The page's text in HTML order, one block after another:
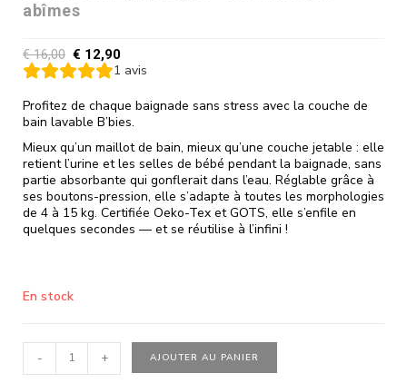
abîmes
€16,00 € 12,90
1 avis
Profitez de chaque baignade sans stress avec la couche de
bain lavable B’bies.
Mieux qu’un maillot de bain, mieux qu’une couche jetable : elle
retient l’urine et les selles de bébé pendant la baignade, sans
partie absorbante qui gonflerait dans l’eau. Réglable grâce à
ses boutons-pression, elle s’adapte à toutes les morphologies
de 4 à 15 kg. Certifiée Oeko-Tex et GOTS, elle s’enfile en
quelques secondes — et se réutilise à l’infini !
En stock
- + AJOUTER AU PANIER